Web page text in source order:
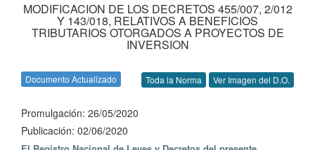
MODIFICACION DE LOS DECRETOS 455/007, 2/012
Y 143/018, RELATIVOS A BENEFICIOS
TRIBUTARIOS OTORGADOS A PROYECTOS DE
INVERSION
Documento Actualizado Toda la Norma Ver Imagen del D.O.
Promulgación: 26/05/2020
Publicación: 02/06/2020